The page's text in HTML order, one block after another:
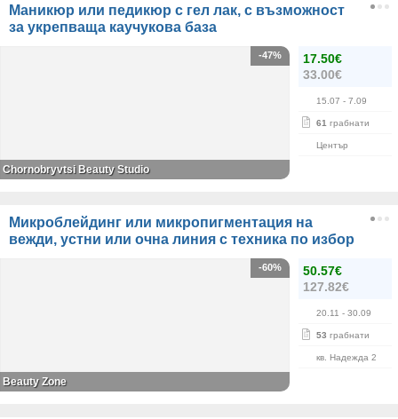
Маникюр или педикюр с гел лак, с възможност
за укрепваща каучукова база
17.50€
33.00€
15.07 - 7.09
61 грабнати
Център
-47%
Chornobryvtsi Beauty Studio
Микроблейдинг или микропигментация на
вежди, устни или очна линия с техника по избор
50.57€
127.82€
20.11 - 30.09
53 грабнати
кв. Надежда 2
-60%
Beauty Zone